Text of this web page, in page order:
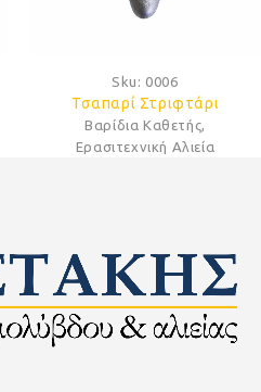
Sku: 0006
Τσαπαρί Στριφτάρι
Βαρίδια Καθετής,
Ερασιτεχνική Αλιεία